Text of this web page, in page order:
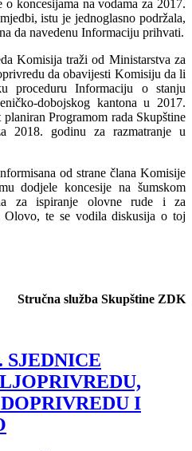
koncesijama na vodama za 2017.
istu je jednoglasno podržala,
da navedenu Informaciju prihvati.
Komisija traži od Ministarstva za
da obavijesti Komisiju da li
proceduru Informaciju o stanju
dobojskog kantona u 2017.
Programom rada Skupštine
2018. godinu za razmatranje u
od strane člana Komisije
dodjele koncesije na šumskom
za ispiranje olovne rude i za
te se vodila diskusija o toj
Stručna služba Skupštine ZDK
SJEDNICE
I